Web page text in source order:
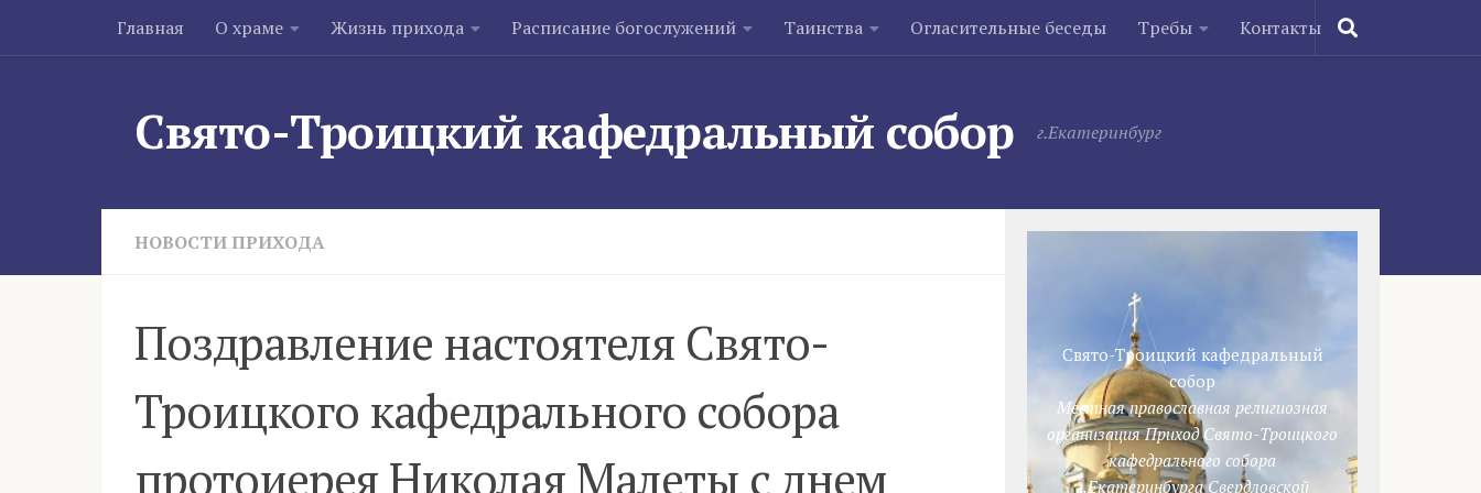
Skip to content
Главная О храме Жизнь прихода Расписание богослужений Таинства Огласительные беседы Требы Контакты
Свято-Троицкий кафедральный собор г.Екатеринбург
НОВОСТИ ПРИХОДА
Поздравление настоятеля Свято-
Троицкого кафедрального собора
протоиерея Николая Малеты с днем
Свято-Троицкий кафедральный
собор
Местная православная религиозная
организация Приход Свято-Троицкого
кафедрального собора
г.Екатеринбурга Свердловской